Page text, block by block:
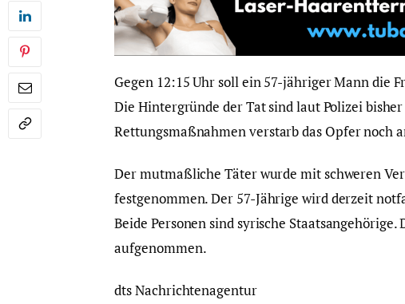
Gegen 12:15 Uhr soll ein 57-jähriger Mann die
Die Hintergründe der Tat sind laut Polizei
Rettungsmaßnahmen verstarb das Opfer noch
Der mutmaßliche Täter wurde mit schweren
festgenommen. Der 57-Jährige wird derzeit
Beide Personen sind syrische
aufgenommen.
dts Nachrichtenagentur